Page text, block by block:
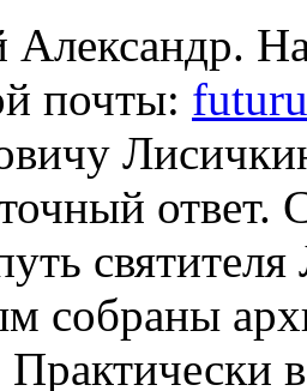
почты:
ответ.
собраны